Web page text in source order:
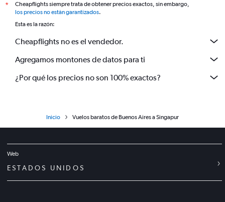
*
Cheapflights siempre trata de obtener precios exactos, sin embargo,
los precios no están garantizados.
Esta es la razón:
Cheapflights no es el vendedor.
Agregamos montones de datos para ti
¿Por qué los precios no son 100% exactos?
Inicio Vuelos baratos de Buenos Aires a Singapur
Web
ESTADOS UNIDOS